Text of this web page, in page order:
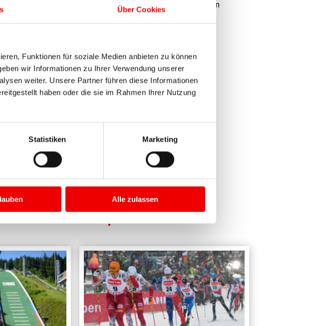
Über Cookies
Funktionen für soziale Medien anbieten zu können
wir Informationen zu Ihrer Verwendung unserer
weiter. Unsere Partner führen diese Informationen
haben oder die sie im Rahmen Ihrer Nutzung
Statistiken Marketing
Alle zulassen
zum 31. Dezember 2026 gilt für alle Ticketkategorien ein
einschließlich 12 Jahre können das Event kostenlos
Begeisterung, die dieser Sport auslöst.“, so Alexander
ALLGEMEIN|SPORT"